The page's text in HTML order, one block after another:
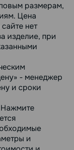
размерам,
Цена
нет
изделие, при
- менеджер
и сроки
Нажмите
и